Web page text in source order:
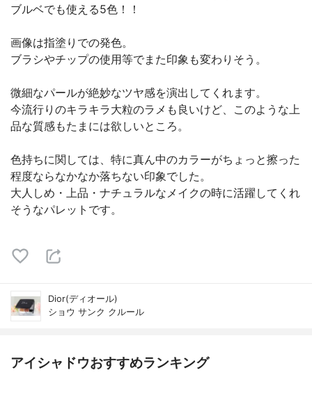
ブルベでも使える5色！！
画像は指塗りでの発色。
ブラシやチップの使用等でまた印象も変わりそう。
微細なパールが絶妙なツヤ感を演出してくれます。
今流行りのキラキラ大粒のラメも良いけど、このような上
品な質感もたまには欲しいところ。
色持ちに関しては、特に真ん中のカラーがちょっと擦った
程度ならなかなか落ちない印象でした。
大人しめ・上品・ナチュラルなメイクの時に活躍してくれ
そうなパレットです。
Dior(ディオール)
ショウ サンク クルール
アイシャドウおすすめランキング